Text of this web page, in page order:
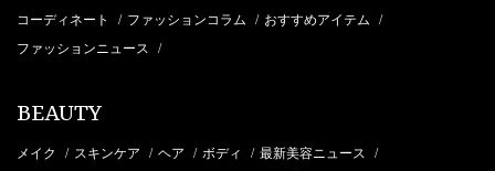
コーディネート / ファッションコラム / おすすめアイテム /
ファッションニュース /
BEAUTY
メイク / スキンケア / ヘア / ボディ / 最新美容ニュース /